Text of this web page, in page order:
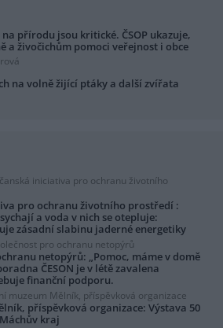
přírodu jsou kritické. ČSOP ukazuje,
a živočichům pomoci veřejnost i obce
na volně žijící ptáky a další zvířata
iniciativa pro ochranu životního
pro ochranu životního prostředí :
a voda v nich se otepluje:
zásadní slabinu jaderné energetiky
pro ochranu netopýrů
netopýrů: „Pomoc, máme v domě
ČESON je v létě zavalena
finanční podporu.
muzeum Mělník, příspěvková organizace
příspěvková organizace: Výstava 50
kraj